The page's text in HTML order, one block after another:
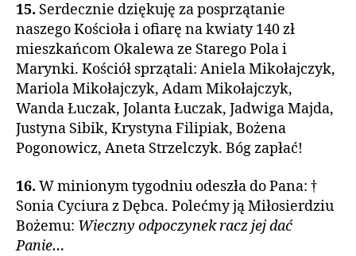
15. Serdecznie dziękuję za posprzątanie
naszego Kościoła i ofiarę na kwiaty 140 zł
mieszkańcom Okalewa ze Starego Pola i
Marynki. Kościół sprzątali: Aniela Mikołajczyk,
Mariola Mikołajczyk, Adam Mikołajczyk,
Wanda Łuczak, Jolanta Łuczak, Jadwiga Majda,
Justyna Sibik, Krystyna Filipiak, Bożena
Pogonowicz, Aneta Strzelczyk. Bóg zapłać!
16. W minionym tygodniu odeszła do Pana: †
Sonia Cyciura z Dębca. Polećmy ją Miłosierdziu
Bożemu: Wieczny odpoczynek racz jej dać
Panie…